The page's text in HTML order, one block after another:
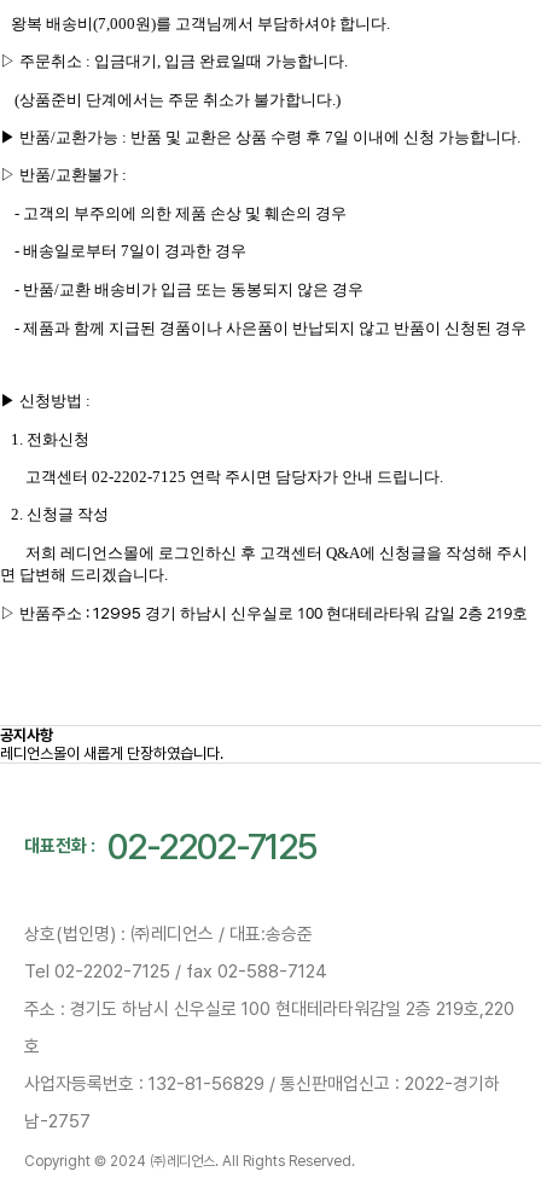
왕복 배송비(7,000원)를 고객님께서 부담하셔야 합니다
▷ 주문취소 : 입금대기, 입금 완료일때 가능합니다.
(상품준비 단계에서는 주문 취소가 불가합니다 .)
▶ 반품/교환가능 : 반품 및 교환은 상품 수령 후 7일 이내에 신청 가능합니다
▷ 반품/교환불가 :
- 고객의 부주의에 의한 제품 손상 및 훼손의 경우
- 배송일로부터 7일이 경과한 경우
- 반품/교환 배송비가 입금 또는 동봉되지 않은 경우
- 제품과 함께 지급된 경품이나 사은품이 반납되지 않고 반품이 신청된 경우
▶ 신청방법 :
1. 전화신청
고객센터 02-2202-7125 연락 주시면 담당자가 안내 드립니다
2. 신청글 작성
저희 레디언스몰에 로그인하신 후 고객센터 Q&A에 신청글을 작성해 주시
면 답변해 드리겠습니다
▷ 반품주소 : 12995 경기 하남시 신우실로 100 현대테라타워 감일 2층 219호
공지사항
레디언스몰이 새롭게 단장하였습니다.
대표전화 : 02-2202-7125
상호(법인명) : ㈜레디언스 / 대표:송승준
Tel 02-2202-7125 / fax 02-588-7124
주소 : 경기도 하남시 신우실로 100 현대테라타워감일 2층 219호,220
호
사업자등록번호 : 132-81-56829 / 통신판매업신고 : 2022-경기하
남-2757
Copyright © 2024 ㈜레디언스. All Rights Reserved.